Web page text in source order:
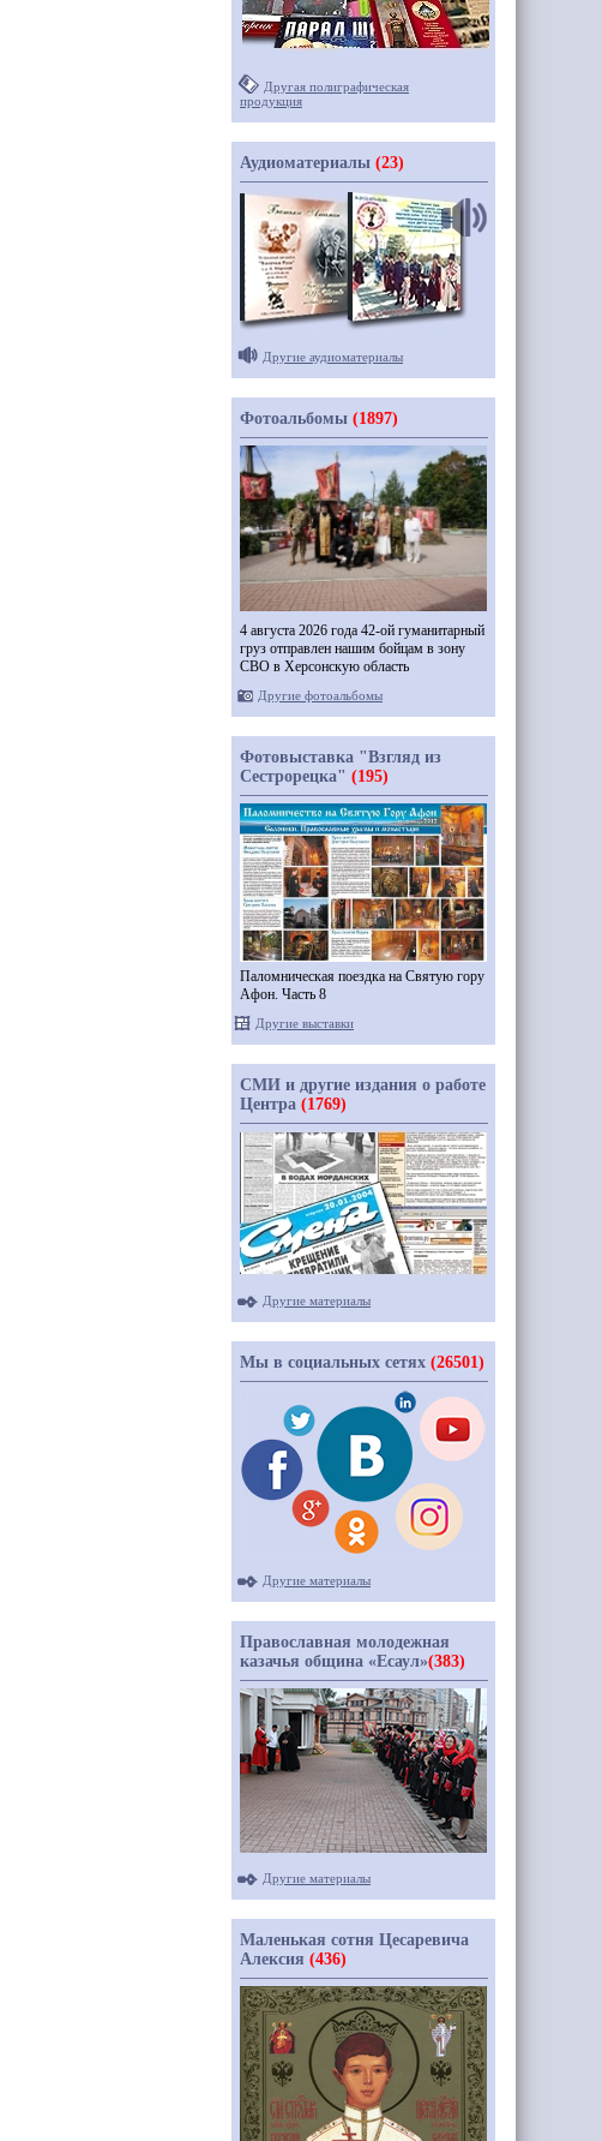
Другая полиграфическая
продукция
Аудиоматериалы (23)
Другие аудиоматериалы
Фотоальбомы (1897)
4 августа 2026 года 42-ой гуманитарный
груз отправлен нашим бойцам в зону
СВО в Херсонскую область
Другие фотоальбомы
Фотовыставка "Взгляд из
Сестрорецка" (195)
Паломническая поездка на Святую гору
Афон. Часть 8
Другие выставки
СМИ и другие издания о работе
Центра (1769)
Другие материалы
Мы в социальных сетях (26501)
Другие материалы
Православная молодежная
казачья община «Есаул»(383)
Другие материалы
Маленькая сотня Цесаревича
Алексия (436)